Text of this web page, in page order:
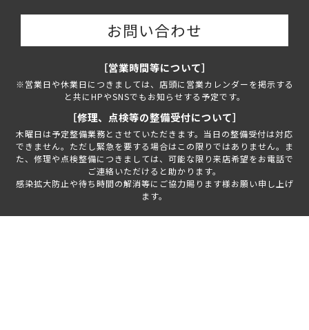
お問い合わせ
［営業時間等について］
※営業日や休業日につきましては、店頭に営業カレンダーを掲示する
と共にHPやSNSでもお知らせする予定です。
［修理、点検等の整備受付について］
木曜日は予定整備業務とさせていただきます。当日の整備受付は対応
できません。ただし緊急を要する場合はこの限りではありません。ま
た、修理や点検整備につきましては、可能な限り来店希望をお電話で
ご連絡いただけると助かります。
感染拡大防止や待ち時間の解消等にご協力賜ります様お願い申し上げ
ます。